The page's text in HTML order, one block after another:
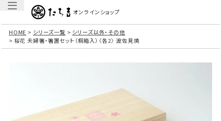
オンラインショップ
HOME シリーズ一覧
シリーズ以外・その他
桜花 夫婦箸・箸置セット（桐箱入）〈各2〉 波佐見焼